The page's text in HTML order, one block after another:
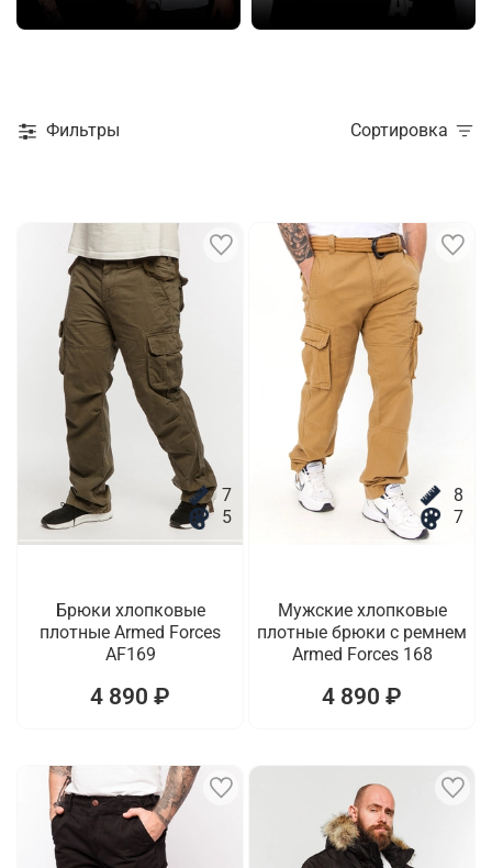
Фильтры Сортировка
7
5
Брюки хлопковые
плотные Armed Forces
AF169
4 890 ₽
8
7
Мужские хлопковые
плотные брюки с ремнем
Armed Forces 168
4 890 ₽